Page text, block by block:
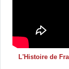
L'Histoire de